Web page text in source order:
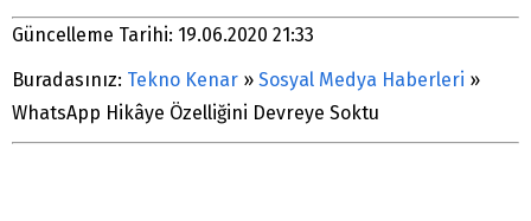
Güncelleme Tarihi: 19.06.2020 21:33
Buradasınız: Tekno Kenar » Sosyal Medya Haberleri »
WhatsApp Hikâye Özelliğini Devreye Soktu